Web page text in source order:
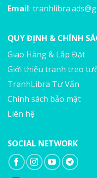
Email:
QUY ĐỊNH & CHÍNH
Giao Hàng & Lắp Đặt
Giới thiệu tranh treo
TranhLibra Tư Vấn
Chính sách bảo mật
Liên hệ
SOCIAL NETWORK